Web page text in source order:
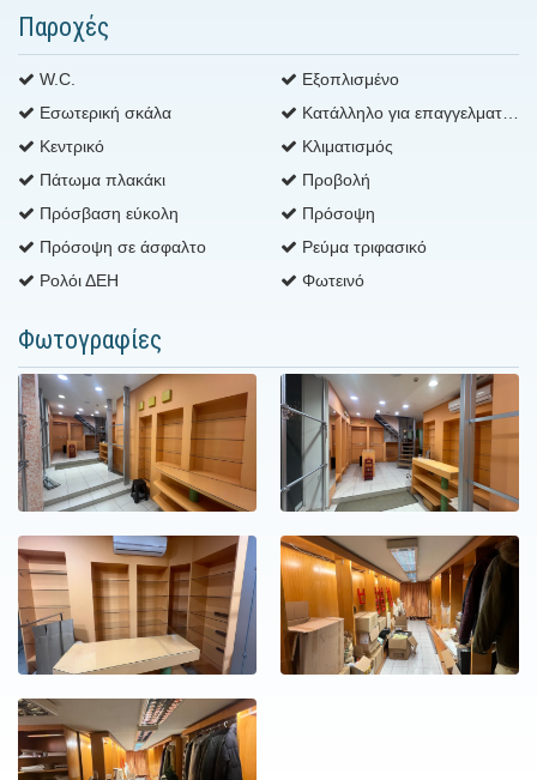
Παροχές
W.C.
Εξοπλισμένο
Εσωτερική σκάλα
Κατάλληλο για επαγγελματική χρήση
Κεντρικό
Κλιματισμός
Πάτωμα πλακάκι
Προβολή
Πρόσβαση εύκολη
Πρόσοψη
Πρόσοψη σε άσφαλτο
Ρεύμα τριφασικό
Ρολόι ΔΕΗ
Φωτεινό
Φωτογραφίες